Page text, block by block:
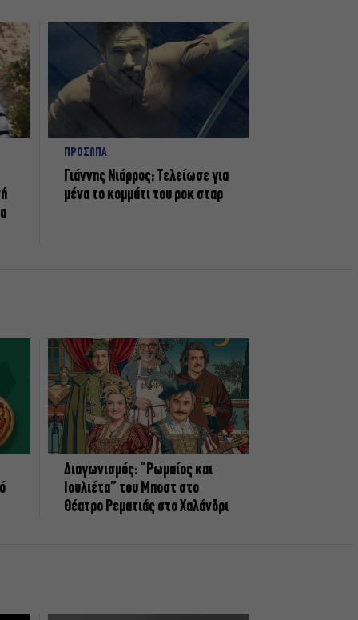
ΠΡΟΣΩΠΑ
Γιάννης Νιάρρος: Τελείωσε για
μένα το κομμάτι του ροκ σταρ
Διαγωνισμός: “Ρωμαίος και
Ιουλιέτα” του Μποστ στο
Θέατρο Ρεματιάς στο Χαλάνδρι